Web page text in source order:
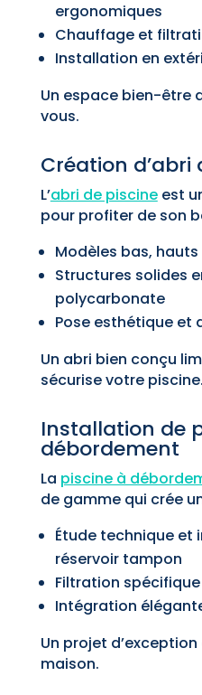
ergonomiques
Chauffage et
Installation en
Un espace bien-être
vous.
Création d’abri
L’abri de piscineest
pour profiter de son
Modèles bas,
Structures solides
polycarbonate
Pose esthétique et
Un abri bien conçu
sécurise votre piscine.
Installation de
débordement
La piscine à
de gamme qui crée
Étude technique et
réservoir tampon
Filtration
Intégration
Un projet
maison.